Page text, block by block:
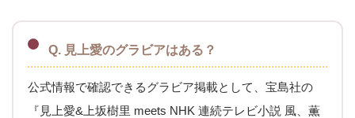
Q. 見上愛のグラビアはある？
公式情報で確認できるグラビア掲載として、宝島社の
『見上愛&上坂樹里 meets NHK 連続テレビ小説 風、薫